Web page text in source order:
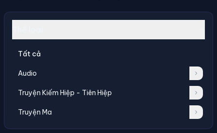
Tất cả
Audio
Truyện Kiếm Hiệp - Tiên Hiệp
Truyện Ma